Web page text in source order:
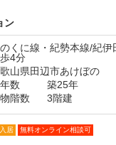
ン
くに線・紀勢本線/紀
4分
山県田辺市あけぼの
数
築25年
階数
3階建
居 無料オンライン相談可